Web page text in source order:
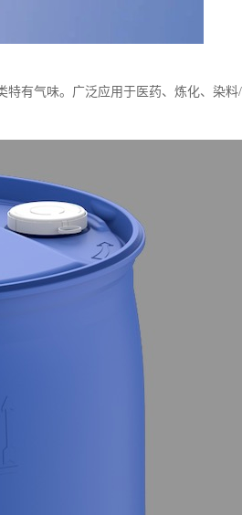
特有气味。广泛应用于医药、炼化、染料